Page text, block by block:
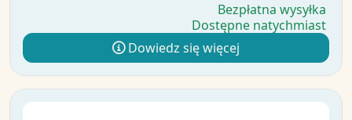
Bezpłatna wysyłka
Dostępne natychmiast
Dowiedz się więcej